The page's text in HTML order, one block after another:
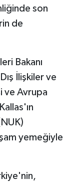
son
de
Bakanı
İlişkiler ve
ve Avrupa
yemeğiyle